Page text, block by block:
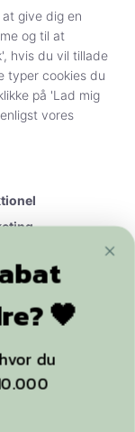
give dig en
og til at
hvis du vil tillade
typer cookies du
på 'Lad mig
vores
🖤
du